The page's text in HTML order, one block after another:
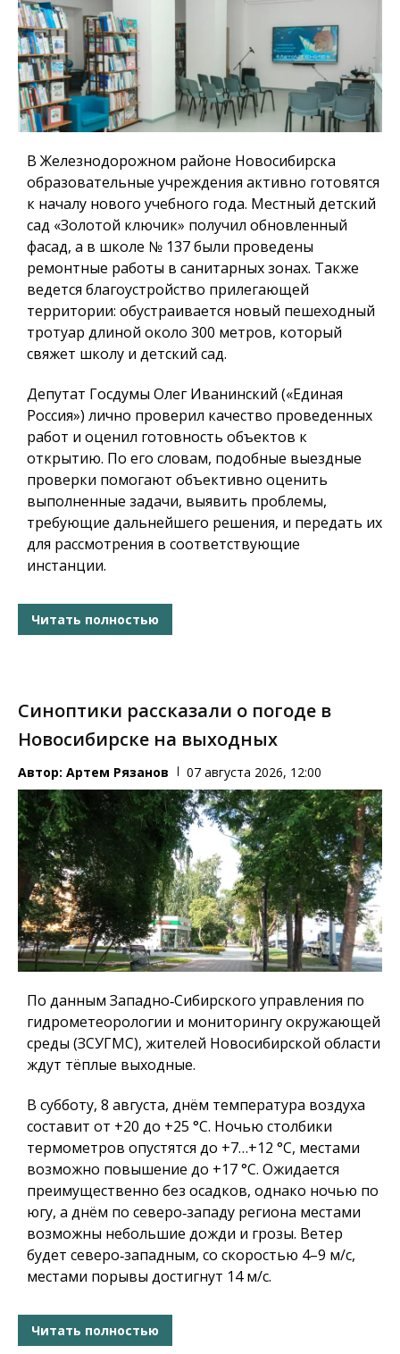
В Железнодорожном районе Новосибирска
образовательные учреждения активно готовятся
к началу нового учебного года. Местный детский
сад «Золотой ключик» получил обновленный
фасад, а в школе № 137 были проведены
ремонтные работы в санитарных зонах. Также
ведется благоустройство прилегающей
территории: обустраивается новый пешеходный
тротуар длиной около 300 метров, который
свяжет школу и детский сад.
Депутат Госдумы Олег Иванинский («Единая
Россия») лично проверил качество проведенных
работ и оценил готовность объектов к
открытию. По его словам, подобные выездные
проверки помогают объективно оценить
выполненные задачи, выявить проблемы,
требующие дальнейшего решения, и передать их
для рассмотрения в соответствующие
инстанции.
Читать полностью
Синоптики рассказали о погоде в
Новосибирске на выходных
Автор: Артем Рязанов 07 августа 2026, 12:00
По данным Западно‑Сибирского управления по
гидрометеорологии и мониторингу окружающей
среды (ЗСУГМС), жителей Новосибирской области
ждут тёплые выходные.
В субботу, 8 августа, днём температура воздуха
составит от +20 до +25 °C. Ночью столбики
термометров опустятся до +7…+12 °C, местами
возможно повышение до +17 °C. Ожидается
преимущественно без осадков, однако ночью по
югу, а днём по северо‑западу региона местами
возможны небольшие дожди и грозы. Ветер
будет северо‑западным, со скоростью 4–9 м/с,
местами порывы достигнут 14 м/с.
Читать полностью